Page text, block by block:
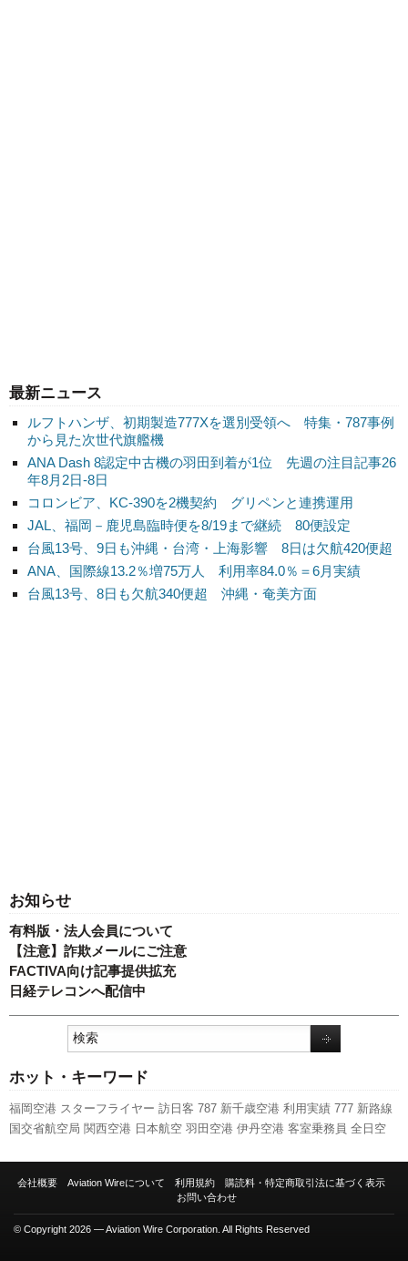
最新ニュース
ルフトハンザ、初期製造777Xを選別受領へ 特集・787事例
から見た次世代旗艦機
ANA Dash 8認定中古機の羽田到着が1位 先週の注目記事26
年8月2日-8日
コロンビア、KC-390を2機契約 グリペンと連携運用
JAL、福岡－鹿児島臨時便を8/19まで継続 80便設定
台風13号、9日も沖縄・台湾・上海影響 8日は欠航420便超
ANA、国際線13.2％増75万人 利用率84.0％＝6月実績
台風13号、8日も欠航340便超 沖縄・奄美方面
お知らせ
有料版・法人会員について
【注意】詐欺メールにご注意
FACTIVA向け記事提供拡充
日経テレコンへ配信中
ホット・キーワード
福岡空港 スターフライヤー 訪日客 787 新千歳空港 利用実績 777 新路線
国交省航空局 関西空港 日本航空 羽田空港 伊丹空港 客室乗務員 全日空
A350 XWB
キャンペーン A320 先週の注目記事 人事 ANAホールディング
会社概要 Aviation Wireについて 利用規約
購読料・特定商取引法に基づく表示
お問い合わせ
© Copyright 2026 — Aviation Wire Corporation. All Rights Reserved